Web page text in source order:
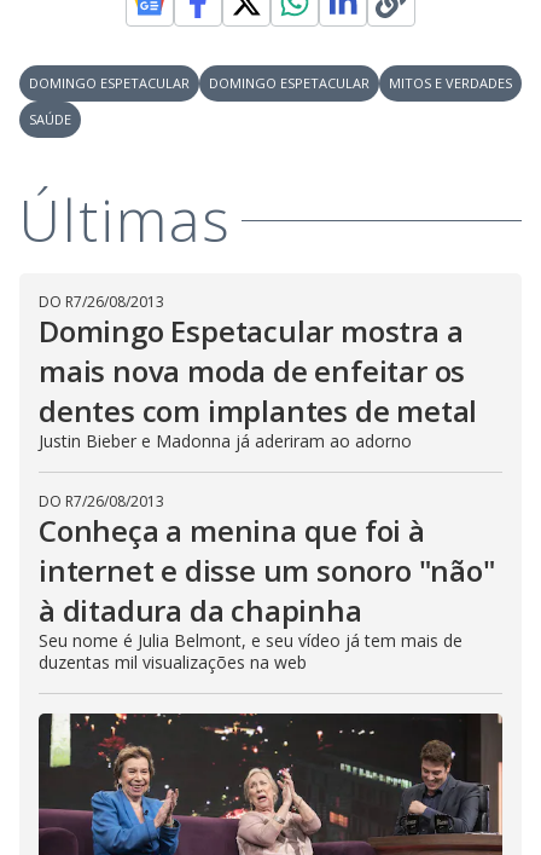
V
d
e
o
o
DOMINGO ESPETACULAR DOMINGO ESPETACULAR
MITOS E VERDADES
SAÚDE
Últimas
DO R7/26/08/2013
Domingo Espetacular mostra a
mais nova moda de enfeitar os
dentes com implantes de metal
Justin Bieber e Madonna já aderiram ao adorno
DO R7/26/08/2013
Conheça a menina que foi à
internet e disse um sonoro "não"
à ditadura da chapinha
Seu nome é Julia Belmont, e seu vídeo já tem mais de
duzentas mil visualizações na web